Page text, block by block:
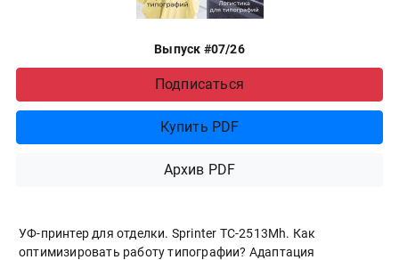
Выпуск #07/26
Подписаться
Купить PDF
Архив PDF
УФ-принтер для отделки. Sprinter ТС-2513Mh. Как
оптимизировать работу типографии? Адаптация